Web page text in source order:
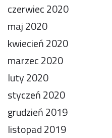
czerwiec 2020
maj 2020
kwiecień 2020
marzec 2020
luty 2020
styczeń 2020
grudzień 2019
listopad 2019